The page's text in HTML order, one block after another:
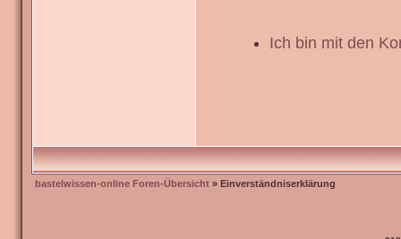
Ich bin mit den
bastelwissen-online Foren-Übersicht » Einverständniserklärung